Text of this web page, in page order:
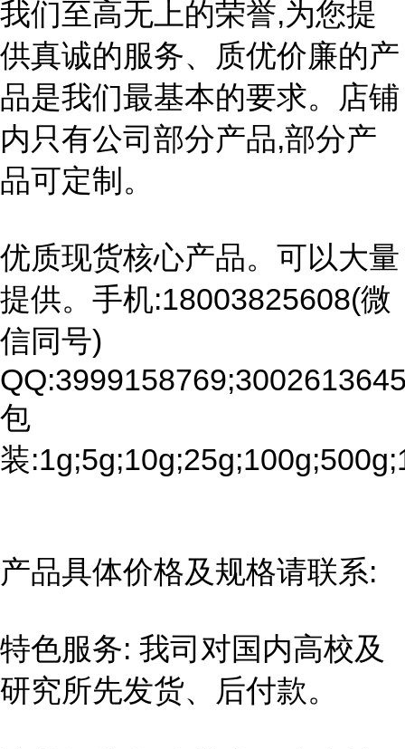
我们至高无上的荣誉,为您提
供真诚的服务、质优价廉的产
品是我们最基本的要求。店铺
内只有公司部分产品,部分产
品可定制。
优质现货核心产品。可以大量
提供。手机:18003825608(微
信同号)
包
装
产品具体价格及规格请联系:
特色服务: 我司对国内高校及
研究所先发货、后付款。